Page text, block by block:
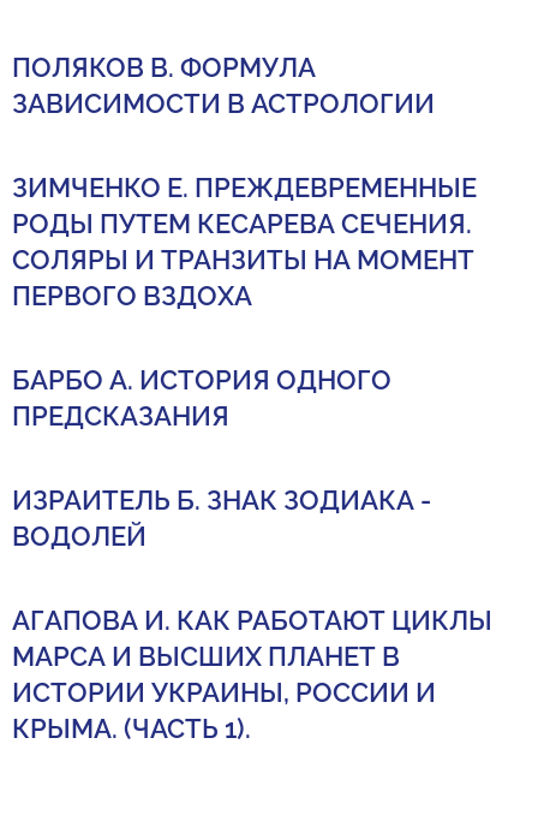
ПОЛЯКОВ В. ФОРМУЛА
ЗАВИСИМОСТИ В АСТРОЛОГИИ
ЗИМЧЕНКО Е. ПРЕЖДЕВРЕМЕННЫЕ
РОДЫ ПУТЕМ КЕСАРЕВА СЕЧЕНИЯ.
СОЛЯРЫ И ТРАНЗИТЫ НА МОМЕНТ
ПЕРВОГО ВЗДОХА
БАРБО А. ИСТОРИЯ ОДНОГО
ПРЕДСКАЗАНИЯ
ИЗРАИТЕЛЬ Б. ЗНАК ЗОДИАКА -
ВОДОЛЕЙ
АГАПОВА И. КАК РАБОТАЮТ ЦИКЛЫ
МАРСА И ВЫСШИХ ПЛАНЕТ В
ИСТОРИИ УКРАИНЫ, РОССИИ И
КРЫМА. (ЧАСТЬ 1).